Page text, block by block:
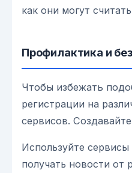
как они могут
Профилактика и
Чтобы избежать
регистрации на
сервисов.
Используйте
получать новости от